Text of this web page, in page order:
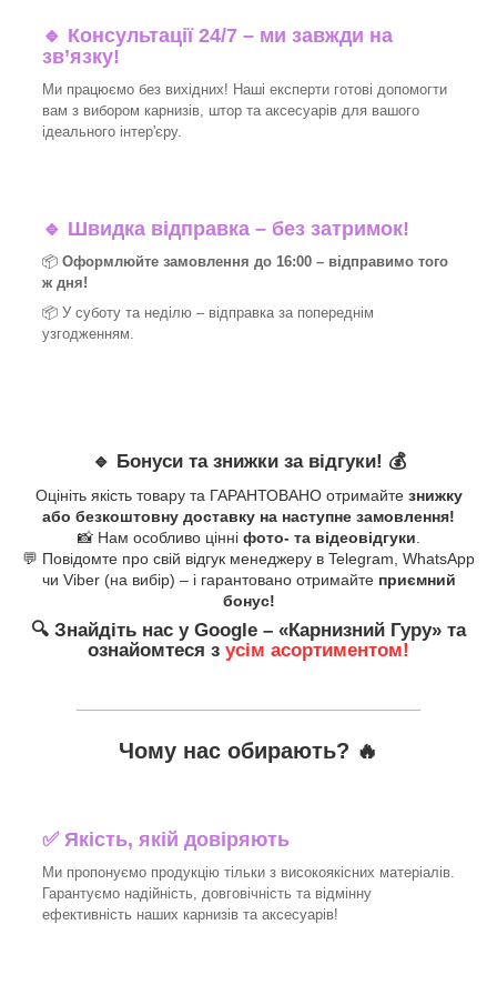
🔹 Консультації 24/7 – ми завжди на
зв’язку!
Ми працюємо без вихідних! Наші експерти готові допомогти
вам з вибором карнизів, штор та аксесуарів для вашого
ідеального інтер'єру.​
🔹 Швидка відправка – без затримок!
📦 Оформлюйте замовлення до 16:00 – відправимо того
ж дня!
📦 У суботу та неділю – відправка за попереднім
узгодженням.
🔹 Бонуси та знижки за відгуки! 💰
Оцініть якість товару та ГАРАНТОВАНО отримайте знижку
або безкоштовну доставку на наступне замовлення!
📸 Нам особливо цінні фото- та відеовідгуки.
💬 Повідомте про свій відгук менеджеру в Telegram, WhatsApp
чи Viber (на вибір) – і гарантовано отримайте приємний
бонус!
🔍 Знайдіть нас у Google – «Карнизний Гуру» та
ознайомтеся з усім асортиментом!
Чому нас обирають? 🔥
✅Якість, якій довіряють
Ми пропонуємо продукцію тільки з високоякісних матеріалів.
Гарантуємо надійність, довговічність та відмінну
ефективність наших карнизів та аксесуарів!​